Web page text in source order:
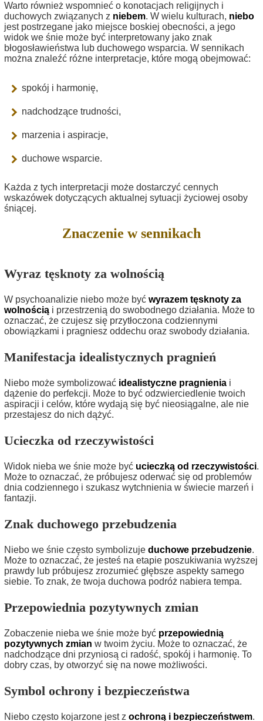
Warto również wspomnieć o konotacjach religijnych i
duchowych związanych z niebem. W wielu kulturach, niebo
jest postrzegane jako miejsce boskiej obecności, a jego
widok we śnie może być interpretowany jako znak
błogosławieństwa lub duchowego wsparcia. W sennikach
można znaleźć różne interpretacje, które mogą obejmować:
spokój i harmonię,
nadchodzące trudności,
marzenia i aspiracje,
duchowe wsparcie.
Każda z tych interpretacji może dostarczyć cennych
wskazówek dotyczących aktualnej sytuacji życiowej osoby
śniącej.
Znaczenie w sennikach
Wyraz tęsknoty za wolnością
W psychoanalizie niebo może być wyrazem tęsknoty za
wolnością i przestrzenią do swobodnego działania. Może to
oznaczać, że czujesz się przytłoczona codziennymi
obowiązkami i pragniesz oddechu oraz swobody działania.
Manifestacja idealistycznych pragnień
Niebo może symbolizować idealistyczne pragnienia i
dążenie do perfekcji. Może to być odzwierciedlenie twoich
aspiracji i celów, które wydają się być nieosiągalne, ale nie
przestajesz do nich dążyć.
Ucieczka od rzeczywistości
Widok nieba we śnie może być ucieczką od rzeczywistości.
Może to oznaczać, że próbujesz oderwać się od problemów
dnia codziennego i szukasz wytchnienia w świecie marzeń i
fantazji.
Znak duchowego przebudzenia
Niebo we śnie często symbolizuje duchowe przebudzenie.
Może to oznaczać, że jesteś na etapie poszukiwania wyższej
prawdy lub próbujesz zrozumieć głębsze aspekty samego
siebie. To znak, że twoja duchowa podróż nabiera tempa.
Przepowiednia pozytywnych zmian
Zobaczenie nieba we śnie może być przepowiednią
pozytywnych zmian w twoim życiu. Może to oznaczać, że
nadchodzące dni przyniosą ci radość, spokój i harmonię. To
dobry czas, by otworzyć się na nowe możliwości.
Symbol ochrony i bezpieczeństwa
Niebo często kojarzone jest z ochroną i bezpieczeństwem.